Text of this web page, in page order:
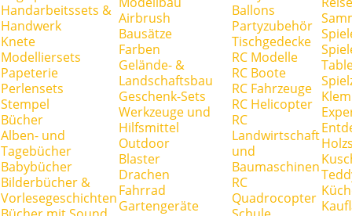
Handarbeitssets &
Handwerk
Knete
Modelliersets
Papeterie
Perlensets
Stempel
Bücher
Alben- und
Tagebücher
Babybücher
Bilderbücher &
Vorlesegeschichten
Airbrush
Bausätze
Farben
Gelände- &
Landschaftsbau
Geschenk-Sets
Werkzeuge und
Hilfsmittel
Outdoor
Blaster
Drachen
Fahrrad
Gartengeräte
Ballons
Partyzubehör
Tischgedecke
RC Modelle
RC Boote
RC Fahrzeuge
RC Helicopter
RC
Landwirtschaft
und
Baumaschinen
RC
Quadrocopter